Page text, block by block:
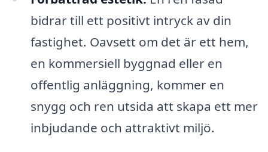
bidrar till ett positivt intryck av din
fastighet. Oavsett om det är ett hem,
en kommersiell byggnad eller en
offentlig anläggning, kommer en
snygg och ren utsida att skapa ett mer
inbjudande och attraktivt miljö.